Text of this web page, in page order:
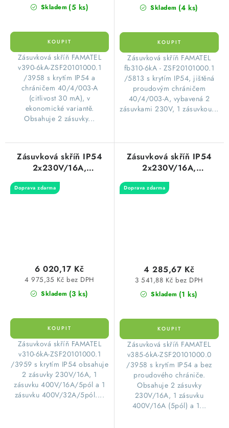
Skladem (5 ks)
​Zásuvková skříň FAMATEL
v390-6kA-ZSF20101000.1
/3958 s krytím IP54 a
chráničem 40/4/003-A
(citlivost 30 mA), v
ekonomické variantě.
Obsahuje 2 zásuvky...
Skladem (4 ks)
​Zásuvková skříň FAMATEL
fb310-6kA - ZSF20101000.1
/5813 s krytím IP54, jištěná
proudovým chráničem
40/4/003-A, vybavená 2
zásuvkami 230V, 1 zásuvkou...
Zásuvková skříň IP54
2x230V/16A,
1x400V/16A/5p,
1x400V/32A/5p s
Famatel ZSF20101000.1
/3959
Doprava zdarma
Skladem (3 ks)
4 975,35 Kč bez DPH
6 020,17 Kč
​Zásuvková skříň FAMATEL
v310-6kA-ZSF20101000.1
/3959 s krytím IP54 obsahuje
2 zásuvky 230V/16A, 1
zásuvku 400V/16A/5pól a 1
zásuvku 400V/32A/5pól....
Zásuvková skříň IP54
2x230V/16A,
1x400V/16A/5p,
1x400V/32A/5p s
Doprava zdarma
Skladem (1 ks)
3 541,88 Kč bez DPH
4 285,67 Kč
​Zásuvková skříň FAMATEL
v385-6kA-ZSF20101000.0
/3958 s krytím IP54 a bez
proudového chrániče.
Obsahuje 2 zásuvky
230V/16A, 1 zásuvku
400V/16A (5pól) a 1...